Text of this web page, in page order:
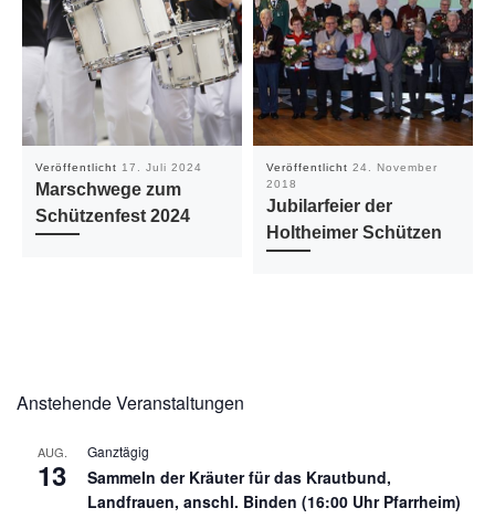
Veröffentlicht 17. Juli 2024
Marschwege zum
Schützenfest 2024
Veröffentlicht 24. November
2018
Jubilarfeier der
Holtheimer Schützen
Anstehende Veranstaltungen
AUG.
13
Ganztägig
Sammeln der Kräuter für das Krautbund,
Landfrauen, anschl. Binden (16:00 Uhr Pfarrheim)